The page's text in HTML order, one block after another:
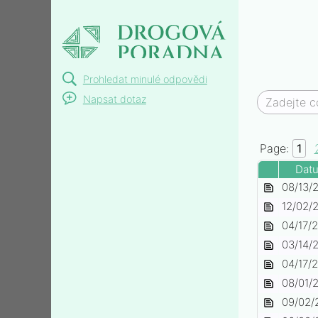
dotazy a odpovědi
Prohledat minulé odpovědi
Napsat dotaz
Page: 1
f8a1-
41f2-
beab-
08/13/
c9b938ca-
fee0-
4162-
967b-
12/02/
4e45-
8b23-
04/17/
4412-
ad08-
03/14/
d9f08879-
a803-
49ce-
04/17/
4446-
9304-
08/01/
09/02/